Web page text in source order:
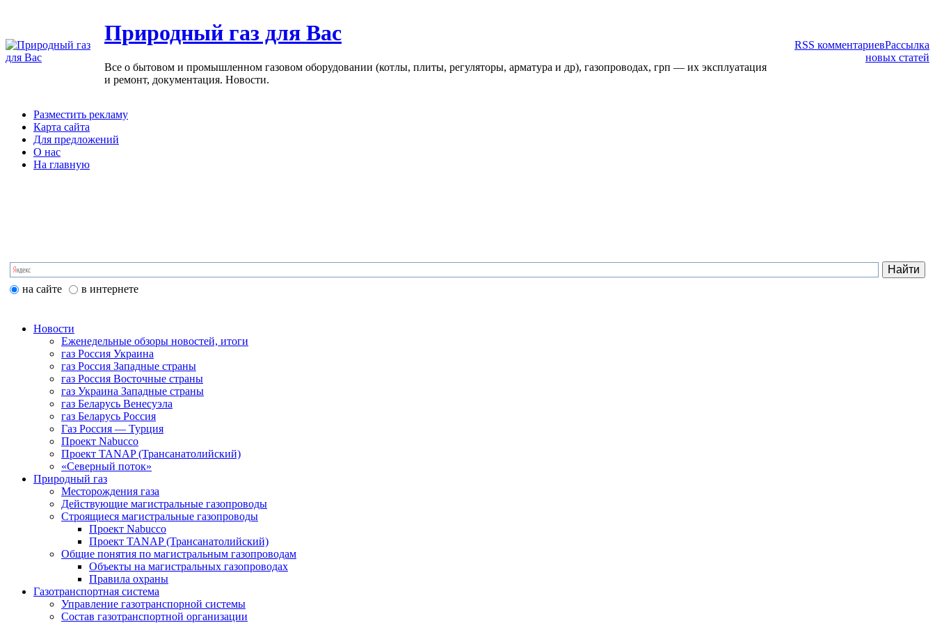
Природный газ для Вас
Все о бытовом и промышленном газовом оборудовании (котлы, плиты, регуляторы, арматура и др), газопроводах, грп — их эксплуатация
и ремонт, документация. Новости.
RSS комментариевРассылка
новых статей
Разместить рекламу
Карта сайта
Для предложений
О нас
На главную
на сайте в интернете
Новости
Еженедельные обзоры новостей, итоги
газ Россия Украина
газ Россия Западные страны
газ Россия Восточные страны
газ Украина Западные страны
газ Беларусь Венесуэла
газ Беларусь Россия
Газ Россия — Турция
Проект Nabucco
Проект TANAP (Трансанатолийский)
«Северный поток»
Природный газ
Месторождения газа
Действующие магистральные газопроводы
Строящиеся магистральные газопроводы
Проект Nabucco
Проект TANAP (Трансанатолийский)
Общие понятия по магистральным газопроводам
Объекты на магистральных газопроводах
Правила охраны
Газотранспортная система
Управление газотранспорной системы
Состав газотранспортной организации